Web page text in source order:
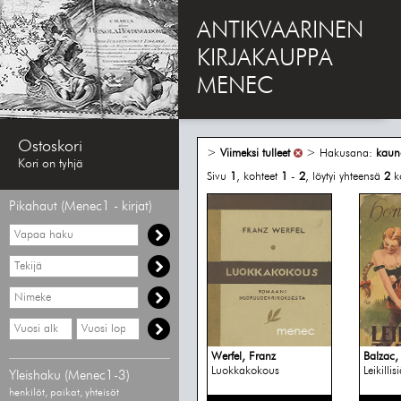
ANTIKVAARINEN
KIRJAKAUPPA
MENEC
Ostoskori
Kori on tyhjä
Pikahaut (Menec1 - kirjat)
Vapaa
haku
Hae
tekijää
Hae
nimekettä
Hae
vähimmäisvuosi
Hae
enimmäisvuosi
Yleishaku (Menec1-3)
henkilöt, paikat, yhteisöt
> Viimeksi tulleet > Hakusana:
Sivu 1 , kohteet 1 - 2, löytyi yhteensä 2
Werfel, Franz
Luokkakokous